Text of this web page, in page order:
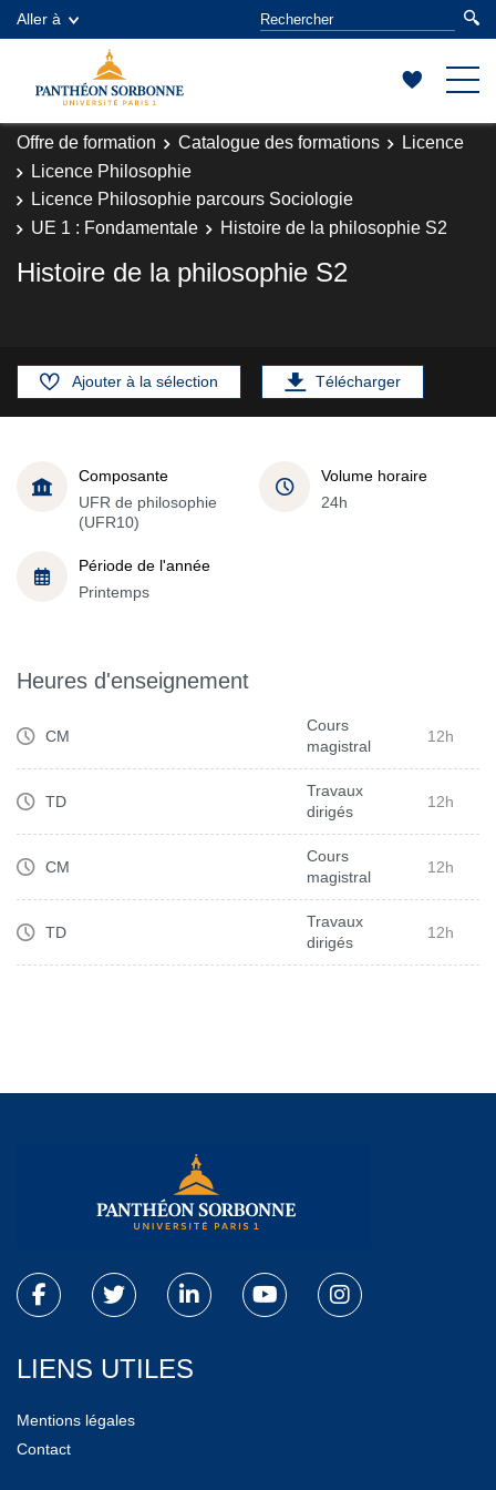
Aller à
Offre de formation Catalogue des formations
Licence
Licence Philosophie
Licence Philosophie parcours Sociologie
UE 1 : Fondamentale
Histoire de la philosophie S2
Histoire de la philosophie S2
Ajouter à la sélection Télécharger
Composante
UFR de philosophie
(UFR10)
Volume horaire
24h
Période de l'année
Printemps
Heures d'enseignement
CM
Cours
magistral
12h
TD
Travaux
dirigés
12h
CM
Cours
magistral
12h
TD
Travaux
dirigés
12h
LIENS UTILES
Mentions légales
Contact